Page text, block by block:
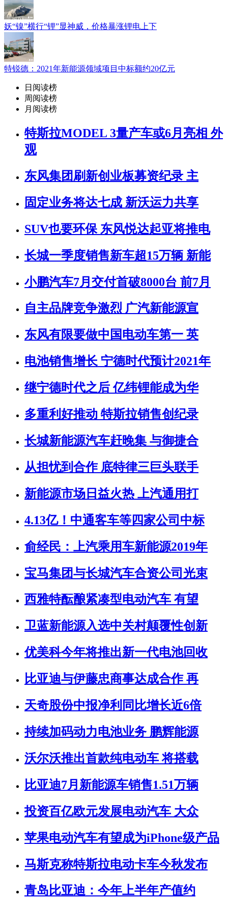
妖“镍”横行“锂”显神威，价格暴涨锂电上下
特锐德：2021年新能源领域项目中标额约20亿元
日阅读榜
周阅读榜
月阅读榜
特斯拉MODEL 3量产车或6月亮相 外
观
东风集团刷新创业板募资纪录 主
固定业务将达七成 新沃运力共享
SUV也要环保 东风悦达起亚将推电
长城一季度销售新车超15万辆 新能
小鹏汽车7月交付首破8000台 前7月
自主品牌竞争激烈 广汽新能源宣
东风有限要做中国电动车第一 英
电池销售增长 宁德时代预计2021年
继宁德时代之后 亿纬锂能成为华
多重利好推动 特斯拉销售创纪录
长城新能源汽车赶晚集 与御捷合
从担忧到合作 底特律三巨头联手
新能源市场日益火热 上汽通用打
4.13亿！中通客车等四家公司中标
俞经民：上汽乘用车新能源2019年
宝马集团与长城汽车合资公司光束
西雅特酝酿紧凑型电动汽车 有望
卫蓝新能源入选中关村颠覆性创新
优美科今年将推出新一代电池回收
比亚迪与伊藤忠商事达成合作 再
天奇股份中报净利同比增长近6倍
持续加码动力电池业务 鹏辉能源
沃尔沃推出首款纯电动车 将搭载
比亚迪7月新能源车销售1.51万辆
投资百亿欧元发展电动汽车 大众
苹果电动汽车有望成为iPhone级产品
马斯克称特斯拉电动卡车今秋发布
青岛比亚迪：今年上半年产值约